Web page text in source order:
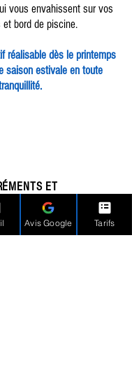
vous envahissent sur vos
et bord de piscine.
réalisable dès le printemps
saison estivale en toute
ET
sont certifiés Certibiocide
Avis Google Tarifs